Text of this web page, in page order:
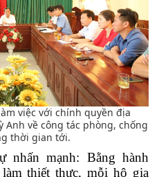
việc với chính quyền địa
Anh về công tác phòng, chống
thời gian tới.
nhấn mạnh: Bằng hành
thiết thực, mỗi hộ gia